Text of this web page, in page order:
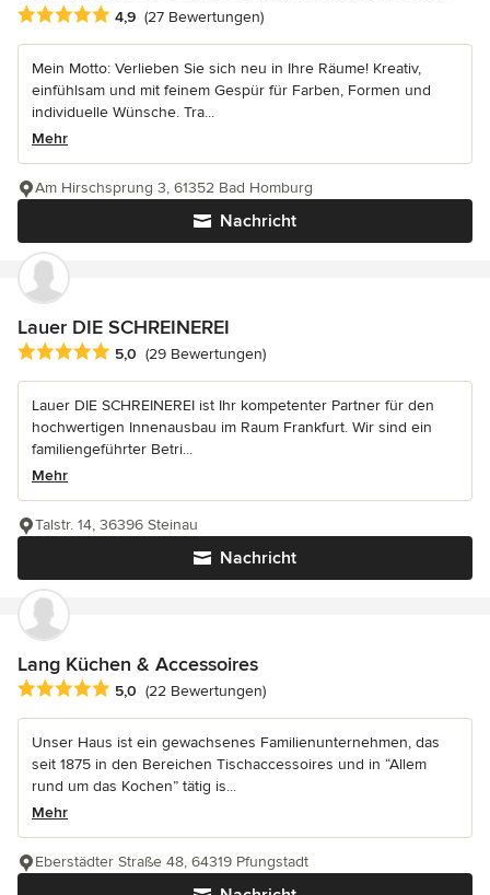
Durchschnittliche Bewertung: 4.9 von 5 Sternen
4,9 (27 Bewertungen)
Mein Motto: Verlieben Sie sich neu in Ihre Räume! Kreativ,
einfühlsam und mit feinem Gespür für Farben, Formen und
individuelle Wünsche. Tra...
Mehr
Nachricht
Am Hirschsprung 3, 61352 Bad Homburg
Lauer DIE SCHREINEREI
Durchschnittliche Bewertung: 5 von 5 Sternen
5,0 (29 Bewertungen)
Lauer DIE SCHREINEREI ist Ihr kompetenter Partner für den
hochwertigen Innenausbau im Raum Frankfurt. Wir sind ein
familiengeführter Betri...
Mehr
Nachricht
Talstr. 14, 36396 Steinau
Lang Küchen & Accessoires
Durchschnittliche Bewertung: 5 von 5 Sternen
5,0 (22 Bewertungen)
Unser Haus ist ein gewachsenes Familienunternehmen, das
seit 1875 in den Bereichen Tischaccessoires und in “Allem
rund um das Kochen” tätig is...
Mehr
Eberstädter Straße 48, 64319 Pfungstadt